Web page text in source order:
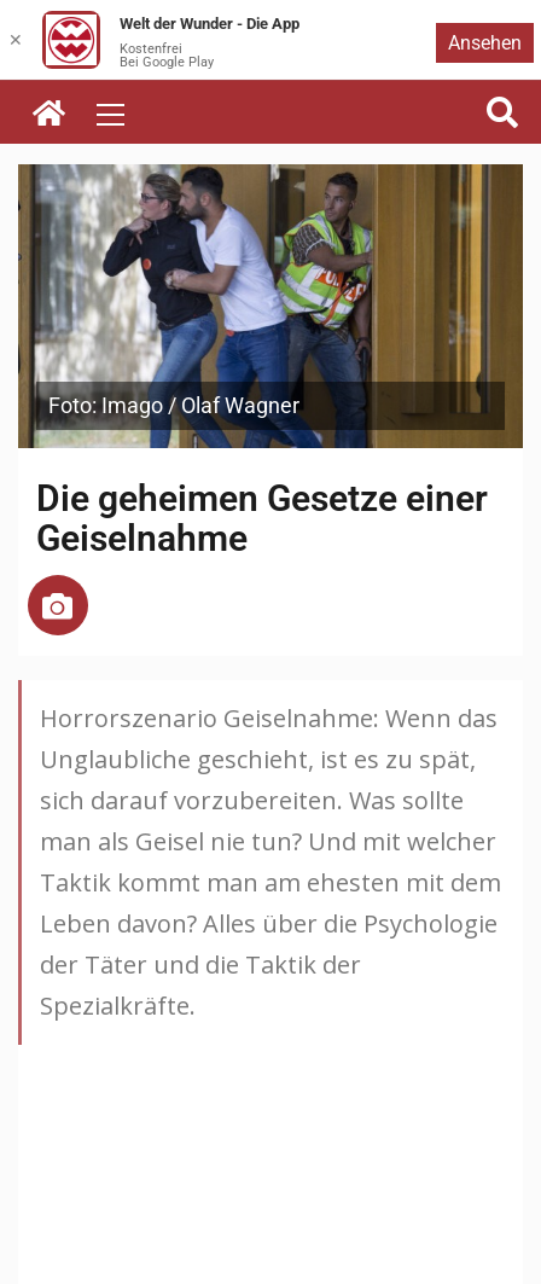
Zum
Inhalt
springen
Foto: Imago / Olaf Wagner
Die geheimen Gesetze einer
Geiselnahme
Horrorszenario Geiselnahme: Wenn das
Unglaubliche geschieht, ist es zu spät,
sich darauf vorzubereiten. Was sollte
man als Geisel nie tun? Und mit welcher
Taktik kommt man am ehesten mit dem
Leben davon? Alles über die Psychologie
der Täter und die Taktik der
Spezialkräfte.
✕
Welt der Wunder - Die App
Kostenfrei
Bei Google Play
Ansehen